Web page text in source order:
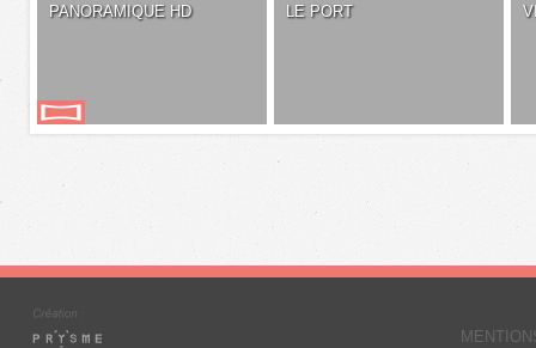
PANORAMIQUE HD LE PORT